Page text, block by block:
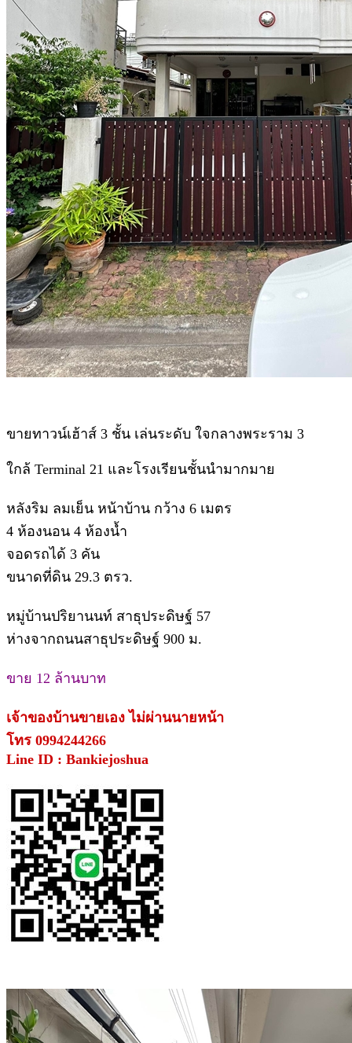
ขายทาวน์เฮ้าส์ 3 ชั้น เล่นระดับ ใจกลางพระราม 3
ใกล้ Terminal 21 และโรงเรียนชั้นนำมากมาย
หลังริม ลมเย็น หน้าบ้าน กว้าง 6 เมตร
4 ห้องนอน 4 ห้องน้ำ
จอดรถได้ 3 คัน
ขนาดที่ดิน 29.3 ตรว.
หมู่บ้านปริยานนท์ สาธุประดิษฐ์ 57
ห่างจากถนนสาธุประดิษฐ์ 900 ม.
ขาย 12 ล้านบาท
เจ้าของบ้านขายเอง ไม่ผ่านนายหน้า
โทร 0994244266
Line ID : Bankiejoshua